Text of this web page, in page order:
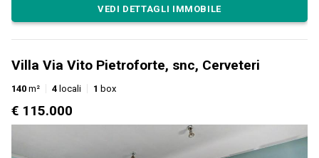
VEDI DETTAGLI IMMOBILE
Villa Via Vito Pietroforte, snc, Cerveteri
140 m² 4 locali 1 box
€ 115.000